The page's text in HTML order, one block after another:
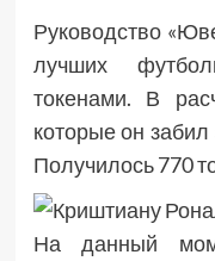
Руководство
лучших
токенами. В
которые он
Получилось 770
На данный